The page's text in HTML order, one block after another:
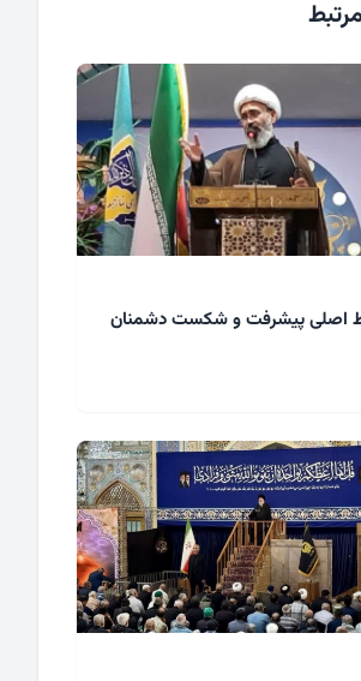
اصلی پیشرفت و شکست دشمنان